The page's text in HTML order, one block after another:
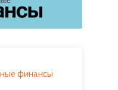
финансы